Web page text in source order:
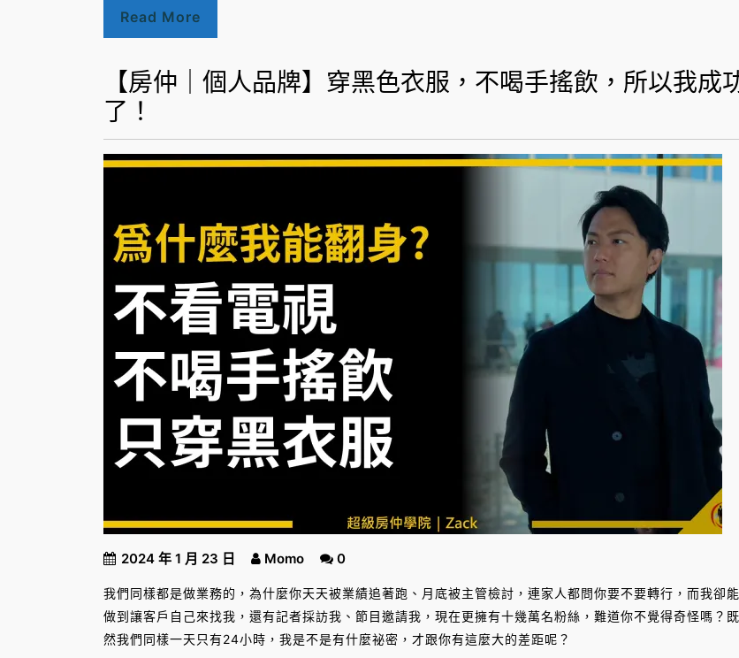
Read More
【房仲｜個人品牌】穿黑色衣服，不喝手搖飲，所以我成
了！
2024 年 1 月 23 日 Momo 0
我們同樣都是做業務的，為什麼你天天被業績追著跑、月底被主管檢討，連家人都問你要不要轉行，而我卻能
做到讓客戶自己來找我，還有記者採訪我、節目邀請我，現在更擁有十幾萬名粉絲，難道你不覺得奇怪嗎？既
然我們同樣一天只有24小時，我是不是有什麼祕密，才跟你有這麼大的差距呢？